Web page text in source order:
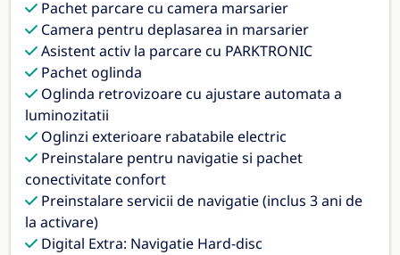
Pachet parcare cu camera marsarier
Camera pentru deplasarea in marsarier
Asistent activ la parcare cu PARKTRONIC
Pachet oglinda
Oglinda retrovizoare cu ajustare automata a
luminozitatii
Oglinzi exterioare rabatabile electric
Preinstalare pentru navigatie si pachet
conectivitate confort
Preinstalare servicii de navigatie (inclus 3 ani de
la activare)
Digital Extra: Navigatie Hard-disc